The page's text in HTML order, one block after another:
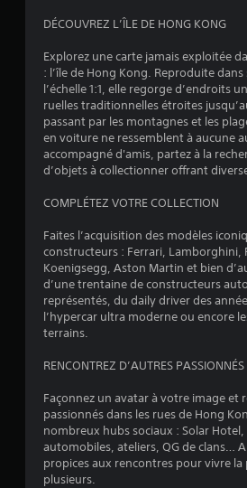
DÉCOUVREZ L’ÎLE DE HONG KONG
Explorez une carte jamais exploitée
: l’île de Hong Kong. Reproduite
l’échelle 1:1, elle regorge d’endroits
ruelles traditionnelles étroites
passant par les montagnes et les
en voiture ne ressemblent à aucune
accompagné d'amis, partez à la
d’objets à collectionner offrant
COMPLÉTEZ VOTRE COLLECTION
Faites l’acquisition des modèles
constructeurs : Ferrari, Lamborghini,
Koenigsegg, Aston Martin et bien
d’une trentaine de constructeurs
représentés, du daily driver des
l’hypercar ultra moderne ou encore
terrains.
RENCONTREZ D’AUTRES PASSIONNÉS
Façonnez un avatar à votre image et
passionnés dans les rues de Hong
nombreux hubs sociaux : Solar Hotel,
automobiles, ateliers, QG de clans…
propices aux rencontres pour vivre
plusieurs.